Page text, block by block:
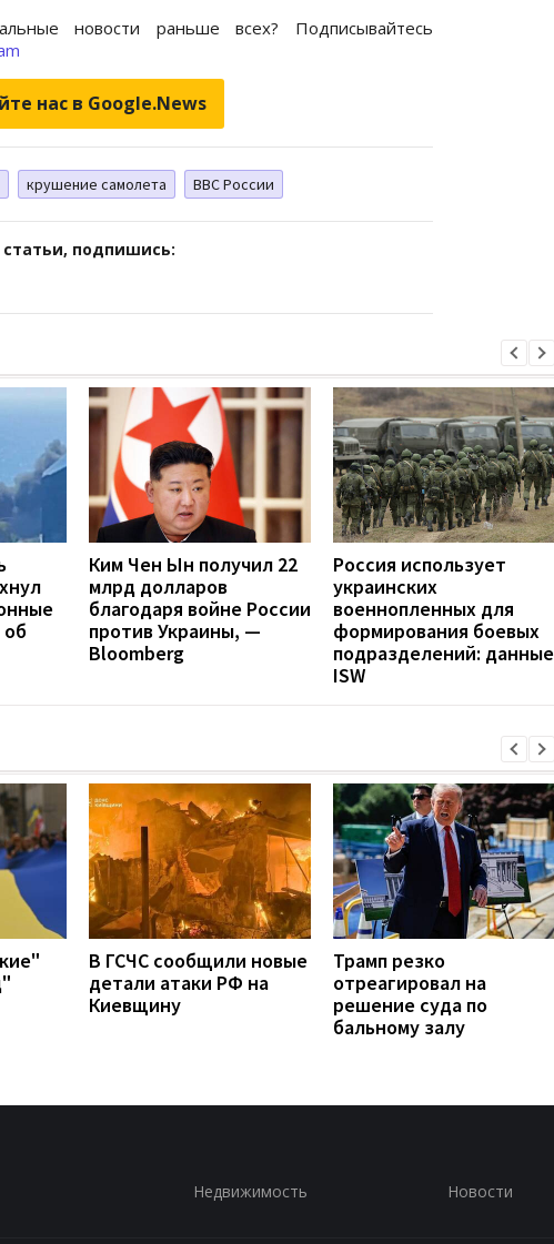
новости раньше всех? Подписывайтесь
нас в Google.News
крушение самолета ВВС России
подпишись:
об
Ким Чен Ын получил 22
млрд долларов
благодаря войне России
против Украины, —
Bloomberg
Россия использует
украинских
военнопленных для
формирования боевых
подразделений: данные
ISW
В ГСЧС сообщили новые
детали атаки РФ на
Киевщину
Трамп резко
отреагировал на
решение суда по
бальному залу
Недвижимость Новости